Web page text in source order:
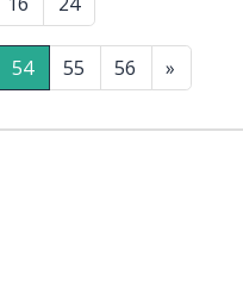
54 55 56 »